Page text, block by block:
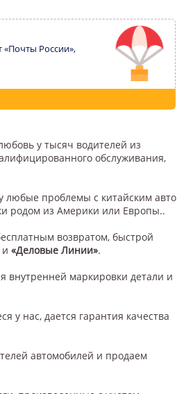
«Почты России»,
у тысяч водителей из
обслуживания,
любые проблемы с китайским авто
родом из Америки или Европы..
возвратом, быстрой
и «Деловые Линии».
внутренней маркировки детали и
нас, дается гарантия качества
автомобилей и продаем